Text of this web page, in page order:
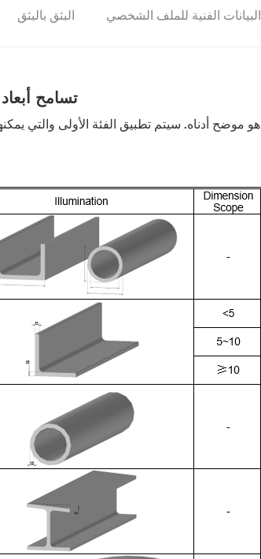
البثق بالبثق البيانات الفنية للملف الشخصي
تسامح